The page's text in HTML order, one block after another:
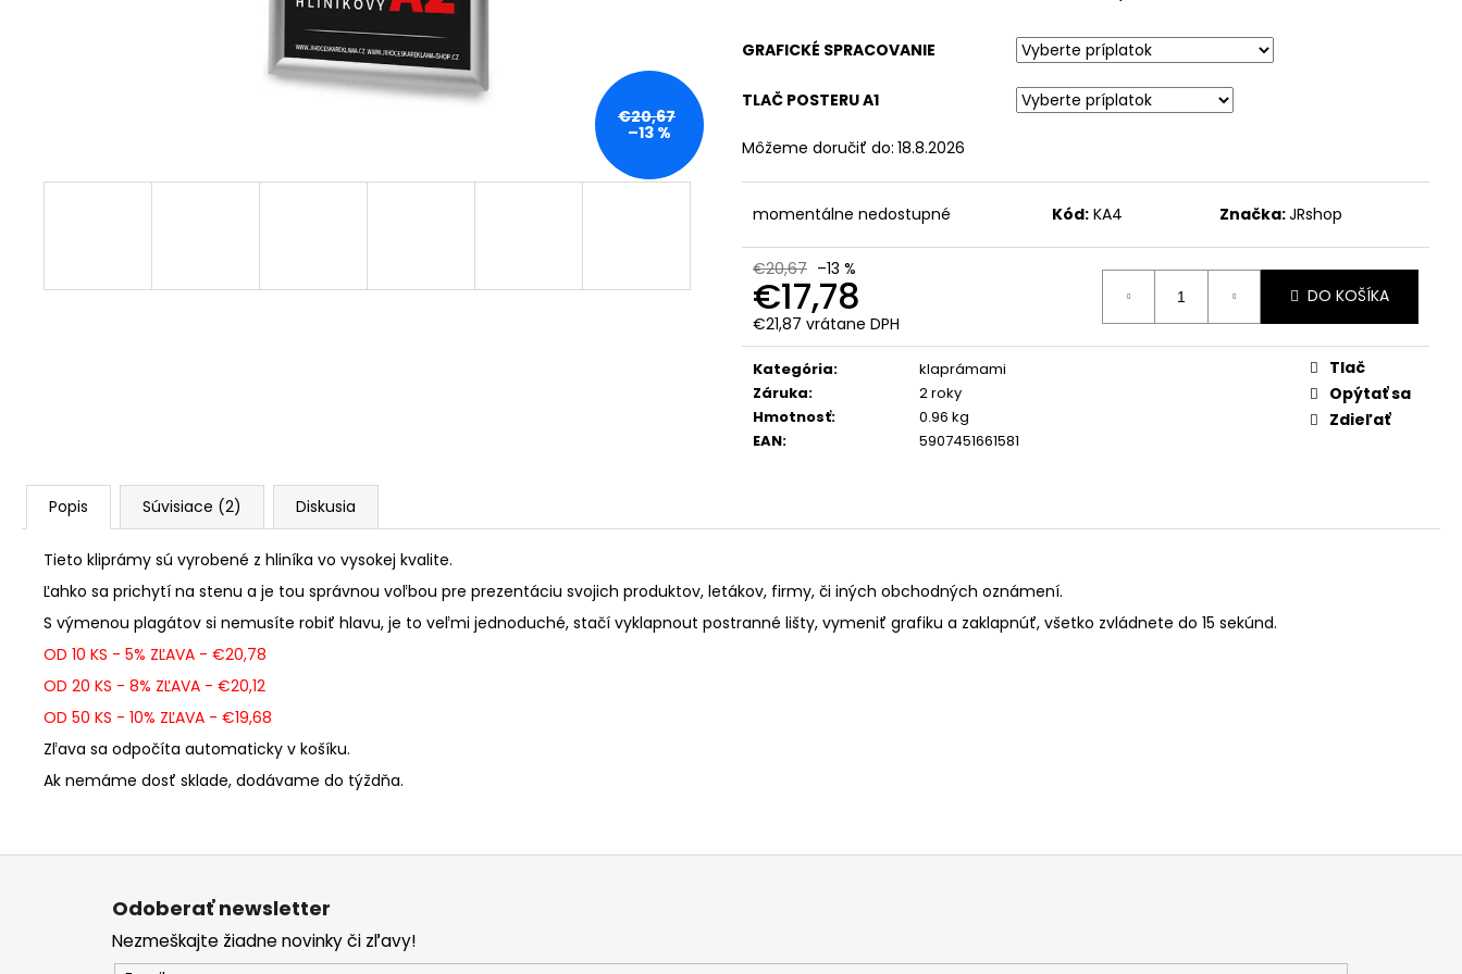
GRAFICKÉ SPRACOVANIE
TLAČ POSTERU A1
Môžeme doručiť do: 18.8.2026
momentálne nedostupné Kód: KA4 Značka:JRshop
€20,67 –13 %
€17,78
€21,87 vrátane DPH
Jednotková
cena:
DO KOŠÍKA
Kategória:
klaprámami
Záruka:
2 roky
Hmotnosť:
0.96 kg
EAN: 5907451661581
Tlač
Opýtať sa
Zdieľať
€20,67
–13 %
Popis Súvisiace (2) Diskusia
Tieto kliprámy sú vyrobené z hliníka vo vysokej kvalite.
Ľahko sa prichytí na stenu a je tou správnou voľbou pre prezentáciu svojich produktov, letákov, firmy, či iných obchodných oznámení.
S výmenou plagátov si nemusíte robiť hlavu, je to veľmi jednoduché, stačí vyklapnout postranné lišty, vymeniť grafiku a zaklapnúť, všetko zvládnete do 15 sekúnd.
OD 10 KS - 5% ZĽAVA - €20,78
OD 20 KS - 8% ZĽAVA - €20,12
OD 50 KS - 10% ZĽAVA - €19,68
Zľava sa odpočíta automaticky v košíku.
Ak nemáme dosť sklade, dodávame do týždňa.
WATER BOARD STOJAN ÁČKO A1 ČIERNY
€111,57
Z
Odoberať newsletter
Nezmeškajte žiadne novinky či zľavy!